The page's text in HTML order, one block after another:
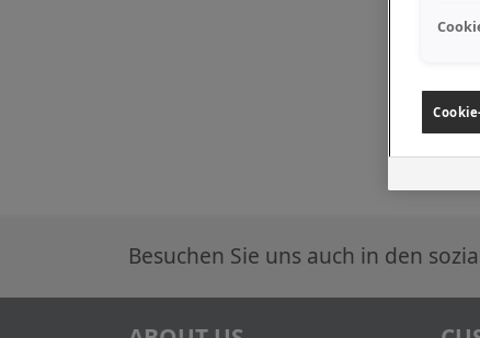
Besuchen Sie uns auch in den